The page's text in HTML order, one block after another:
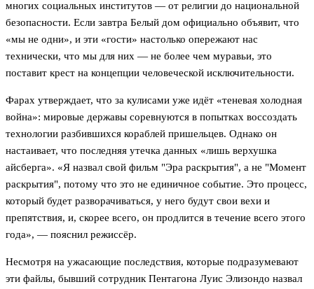
многих социальных институтов — от религии до национальной
безопасности. Если завтра Белый дом официально объявит, что
«мы не одни», и эти «гости» настолько опережают нас
технически, что мы для них — не более чем муравьи, это
поставит крест на концепции человеческой исключительности.
Фарах утверждает, что за кулисами уже идёт «теневая холодная
война»: мировые державы соревнуются в попытках воссоздать
технологии разбившихся кораблей пришельцев. Однако он
настаивает, что последняя утечка данных «лишь верхушка
айсберга». «Я назвал свой фильм "Эра раскрытия", а не "Момент
раскрытия", потому что это не единичное событие. Это процесс,
который будет разворачиваться, у него будут свои вехи и
препятствия, и, скорее всего, он продлится в течение всего этого
года», — пояснил режиссёр.
Несмотря на ужасающие последствия, которые подразумевают
эти файлы, бывший сотрудник Пентагона Луис Элизондо назвал